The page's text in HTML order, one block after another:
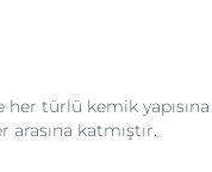
türlü kemik
katmıştır.